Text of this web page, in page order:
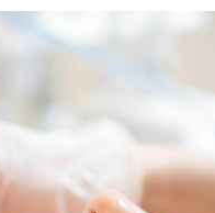
— 5 САМЫХ
ДЛЯ УХОДА